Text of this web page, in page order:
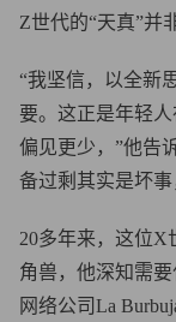
Z世代的“天真”并
“我坚信，以全新
要。这正是年轻
偏见更少，”他告
备过剩其实是坏
20多年来，这位X
角兽，他深知需
网络公司La